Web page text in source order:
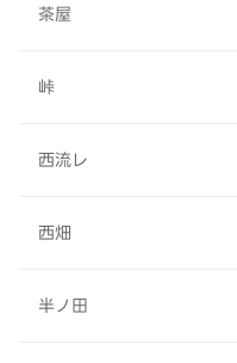
茶屋
峠
西流レ
西畑
半ノ田